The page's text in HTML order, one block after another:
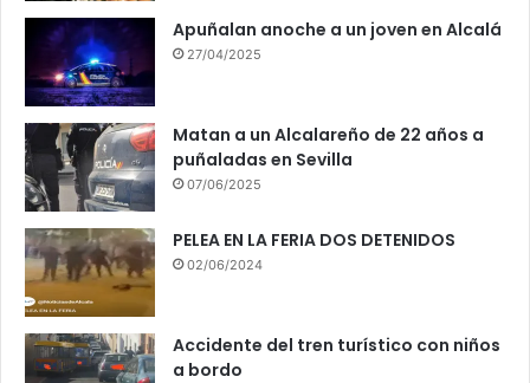
Apuñalan anoche a un joven en Alcalá
27/04/2025
Matan a un Alcalareño de 22 años a
puñaladas en Sevilla
07/06/2025
PELEA EN LA FERIA DOS DETENIDOS
02/06/2024
Accidente del tren turístico con niños
a bordo